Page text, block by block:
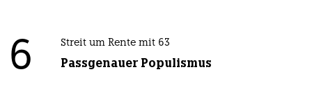
6 Streit um Rente mit 63
Passgenauer Populismus